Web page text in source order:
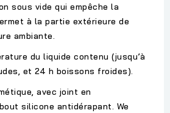
sous vide qui empêche la
à la partie extérieure de
ambiante.
du liquide contenu (jusqu’à
et 24 h boissons froides).
avec joint en
silicone antidérapant. We